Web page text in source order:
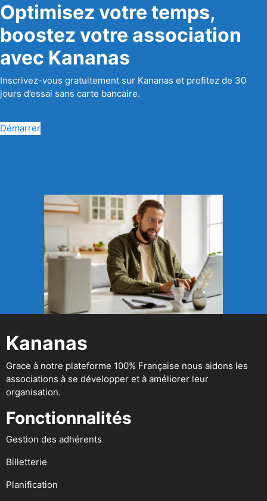
Optimisez votre temps,
boostez votre association
avec Kananas
Inscrivez-vous gratuitement sur Kananas et profitez de 30
jours d’essai sans carte bancaire.
Démarrer
Kananas
Grace à notre plateforme 100% Française nous aidons les
associations à se développer et à améliorer leur
organisation.
Fonctionnalités
Gestion des adhérents
Billetterie
Planification